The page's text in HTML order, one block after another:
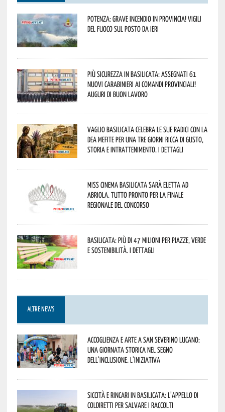
Potenza: grave incendio in Provincia! Vigili
del fuoco sul posto da ieri
Più sicurezza in Basilicata: assegnati 61
nuovi Carabinieri ai Comandi provinciali!
Auguri di buon lavoro
Vaglio Basilicata celebra le sue radici con la
Dea Mefite per una tre giorni ricca di gusto,
storia e intrattenimento. I dettagli
Miss Cinema Basilicata sarà eletta ad
Abriola. Tutto pronto per la finale
regionale del concorso
Basilicata: più di 47 milioni per piazze, verde
e sostenibilità. I dettagli
ALTRE NEWS
Accoglienza e arte a San Severino Lucano:
una giornata storica nel segno
dell’inclusione. L’iniziativa
Siccità e rincari in Basilicata: l’appello di
Coldiretti per salvare i raccolti